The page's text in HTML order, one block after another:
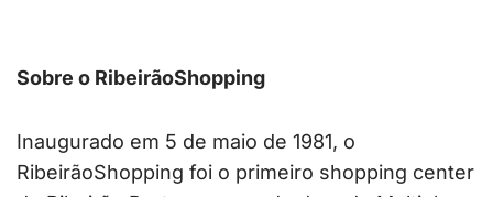
Sobre o RibeirãoShopping
Inaugurado em 5 de maio de 1981, o
RibeirãoShopping foi o primeiro shopping center